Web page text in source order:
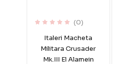
(0)
Italeri Macheta
Militara Crusader
Mk.III El Alamein